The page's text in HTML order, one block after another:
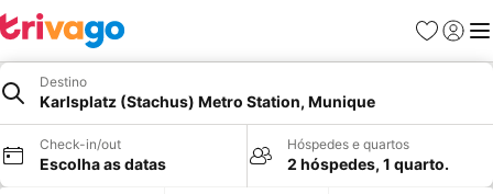
Favoritos
Iniciar
Destino
Karlsplatz (Stachus) Metro Station, Munique
Check-in/out
Escolha as datas
Hóspedes e quartos
2 hóspedes, 1 quarto.